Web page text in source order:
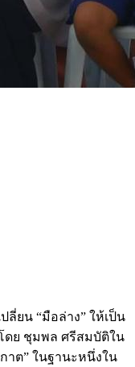
ลี่ยน “มือล่าง” ให้เป็น
ย ชุมพล ศรีสมบัติ ​ใน
าต” ในฐานะหนึ่งใน